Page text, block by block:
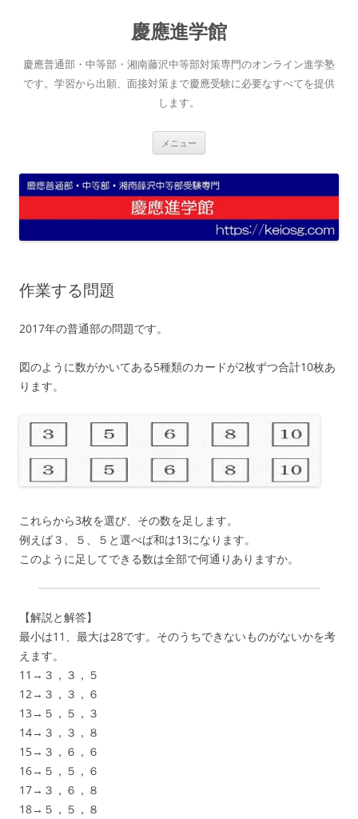
へ
ス
キ
慶應進学館
慶應普通部・中等部・湘南藤沢中等部対策専門のオンライン進学塾
です。学習から出願、面接対策まで慶應受験に必要なすべてを提供
します。
メニュー
作業する問題
2017年の普通部の問題です。
図のように数がかいてある5種類のカードが2枚ずつ合計10枚あ
ります。
これらから3枚を選び、その数を足します。
例えば３、５、５と選べば和は13になります。
このように足してできる数は全部で何通りありますか。
【解説と解答】
最小は11、最大は28です。そのうちできないものがないかを考
えます。
11→３，３，５
12→３，３，６
13→５，５，３
14→３，３，８
15→３，６，６
16→５，５，６
17→３，６，８
18→５，５，８